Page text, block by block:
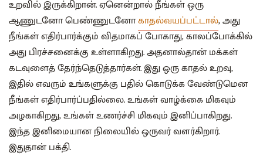
உறவில் இருக்கிறான். ஏனென்றால் நீங்கள் ஒரு
ஆணுடனோ பெண்ணுடனோகாதல்வயப்பட்டால், அது
நீங்கள் எதிர்பார்க்கும் விதமாகப் போகாது, காலப்போக்கில்
அது பிரச்சனைக்கு உள்ளாகிறது. அதனால்தான் மக்கள்
கடவுளைத் தேர்ந்தெடுத்தார்கள். இது ஒரு காதல் உறவு,
இதில் எவரும் உங்களுக்கு பதில் கொடுக்க வேண்டுமென
நீங்கள் எதிர்பார்ப்பதில்லை. உங்கள் வாழ்க்கை மிகவும்
அழகாகிறது, உங்கள் உணர்ச்சி மிகவும் இனிப்பாகிறது.
இந்த இனிமையான நிலையில் ஒருவர் வளர்கிறார்.
இதுதான் பக்தி.